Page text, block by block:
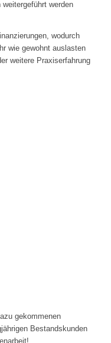
werden
wodurch
wie gewohnt auslasten
weitere Praxiserfahrung
gekommenen
Bestandskunden